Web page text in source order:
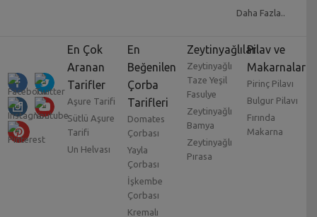
Türk mutfağının zenginliği neredeyse herkes
hayranlık oluşturacak tarifler ve mutfaklar
mevcuttur. Yeni yeni tatlar keşfetmeye ve yemek
kültürlerini öğrenmeye meraklı biriyseniz bu
mutfaklardan en az 2-3 tanesinin yemeklerine aşina
olmuşsunuzdur.
Kendi mutfağımızda da kültürel anlamda
etkilendiğimiz birçok tarif bulunmaktadır.
çok geniş ve tek tek incelenmesi gereken
bir konudur. En lezzetli mutfaklardan biri kuşkusuz
Daha Fazla..
En Çok
Aranan
Tarifler
Aşure Tarifi
Sütlü Aşure
Tarifi
Un Helvası
En
Beğenilen
Çorba
Tarifleri
Domates
Çorbası
Yayla
Çorbası
İşkembe
Çorbası
Kremalı
Zeytinyağlılar
Zeytinyağlı
Taze Yeşil
Fasulye
Zeytinyağlı
Bamya
Zeytinyağlı
Pırasa
Pilav ve
Makarnalar
Pirinç Pilavı
Bulgur Pilavı
Fırında
Makarna